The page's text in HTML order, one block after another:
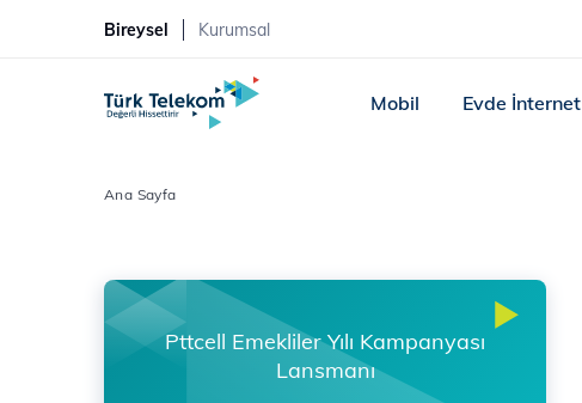
Bireysel Kurumsal
Mobil Evde İnternet
Ana Sayfa
Pttcell Emekliler Yılı Kampanyası
Lansmanı